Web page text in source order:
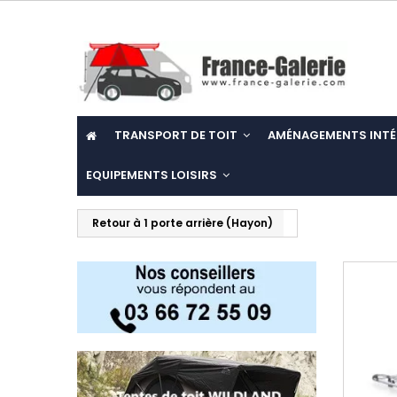
TRANSPORT DE TOIT AMÉNAGEMENTS
EQUIPEMENTS LOISIRS
Retour à 1 porte arrière (Hayon)